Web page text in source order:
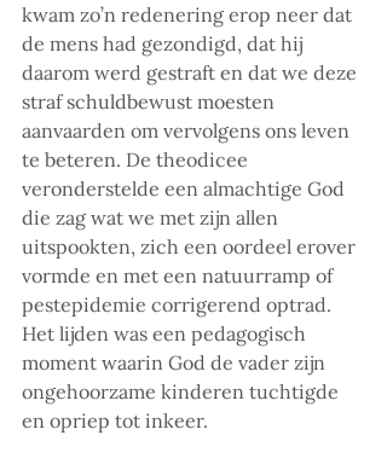
kwam zo’n redenering erop neer dat
de mens had gezondigd, dat hij
daarom werd gestraft en dat we deze
straf schuldbewust moesten
aanvaarden om vervolgens ons leven
te beteren. De theodicee
veronderstelde een almachtige God
die zag wat we met zijn allen
uitspookten, zich een oordeel erover
vormde en met een natuurramp of
pestepidemie corrigerend optrad.
Het lijden was een pedagogisch
moment waarin God de vader zijn
ongehoorzame kinderen tuchtigde
en opriep tot inkeer.